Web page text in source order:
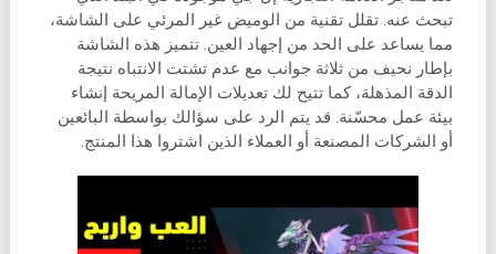
تبحث عنه. تقلل تقنية من الوميض غير المرئي على الشاشة،
مما يساعد على الحد من إجهاد العين. تتميز هذه الشاشة
بإطار نحيف من ثلاثة جوانب مع عدم تشتت الانتباه نتيجة
الدقة المذهلة، كما تتيح لك تعديلات الإمالة المريحة إنشاء
بيئة عمل محسّنة. قد يتم الرد على سؤالك بواسطة البائعين
أو الشركات المصنعة أو العملاء الذين اشتروا هذا المنتج.